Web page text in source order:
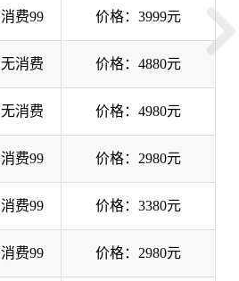
消费99 价格：3999元
无消费 价格：4880元
无消费 价格：4980元
消费99 价格：2980元
消费99 价格：3380元
消费99 价格：2980元